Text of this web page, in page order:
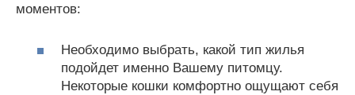
моментов:
Необходимо выбрать, какой тип жилья
подойдет именно Вашему питомцу.
Некоторые кошки комфортно ощущают себя